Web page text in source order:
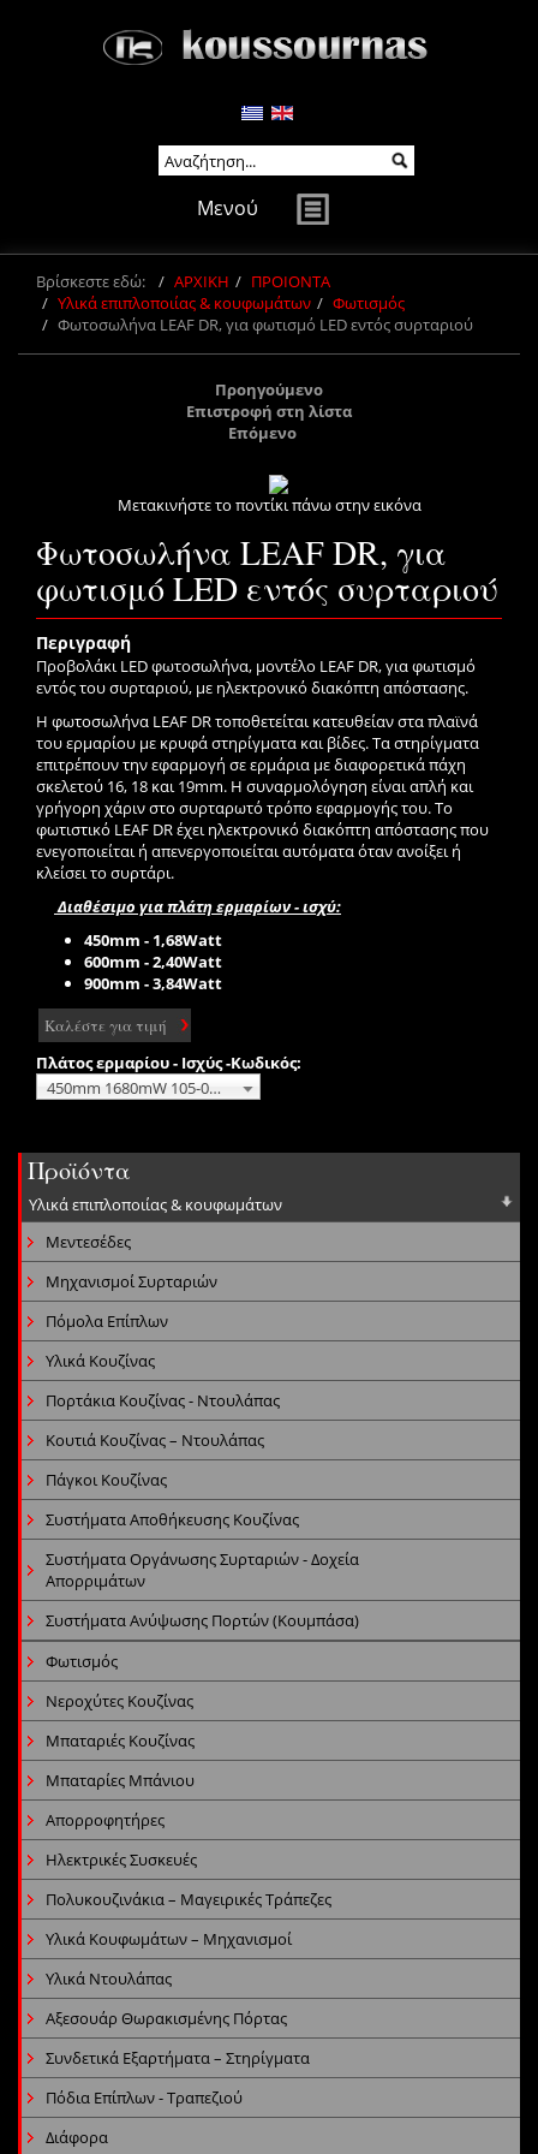
Μενού
Βρίσκεστε εδώ: ΑΡΧΙΚΗ
ΠΡΟΙΟΝΤΑ
Υλικά επιπλοποιίας & κουφωμάτων
Φωτισμός
Φωτοσωλήνα LEAF DR, για φωτισμό LED εντός συρταριού
Προηγούμενο
Επιστροφή στη λίστα
Επόμενο
Μετακινήστε το ποντίκι πάνω στην εικόνα
Φωτοσωλήνα LEAF DR, για
φωτισμό LED εντός συρταριού
Περιγραφή
Προβολάκι LED φωτοσωλήνα, μοντέλο LEAF DR, για φωτισμό
εντός του συρταριού, με ηλεκτρονικό διακόπτη απόστασης.
Η φωτοσωλήνα LEAF DR τοποθετείται κατευθείαν στα πλαϊνά
του ερμαρίου με κρυφά στηρίγματα και βίδες. Τα στηρίγματα
επιτρέπουν την εφαρμογή σε ερμάρια με διαφορετικά πάχη
σκελετού 16, 18 και 19mm. Η συναρμολόγηση είναι απλή και
γρήγορη χάριν στο συρταρωτό τρόπο εφαρμογής του. Το
φωτιστικό LEAF DR έχει ηλεκτρονικό διακόπτη απόστασης που
ενεγοποιείται ή απενεργοποιείται αυτόματα όταν ανοίξει ή
κλείσει το συρτάρι.
Διαθέσιμο για πλάτη ερμαρίων - ισχύ:
450mm - 1,68Watt
600mm - 2,40Watt
900mm - 3,84Watt
Καλέστε για τιμή
Πλάτος ερμαρίου - Ισχύς -Κωδικός:
450mm 1680mW 105-02-046
Προϊόντα
Υλικά επιπλοποιίας & κουφωμάτων
Μεντεσέδες
Μηχανισμοί Συρταριών
Πόμολα Επίπλων
Υλικά Κουζίνας
Πορτάκια Κουζίνας - Ντουλάπας
Κουτιά Κουζίνας – Ντουλάπας
Πάγκοι Κουζίνας
Συστήματα Αποθήκευσης Κουζίνας
Συστήματα Οργάνωσης Συρταριών - Δοχεία
Απορριμάτων
Συστήματα Ανύψωσης Πορτών (Κουμπάσα)
Φωτισμός
Νεροχύτες Κουζίνας
Μπαταριές Κουζίνας
Μπαταρίες Μπάνιου
Απορροφητήρες
Ηλεκτρικές Συσκευές
Πολυκουζινάκια – Μαγειρικές Τράπεζες
Υλικά Κουφωμάτων – Μηχανισμοί
Υλικά Ντουλάπας
Αξεσουάρ Θωρακισμένης Πόρτας
Συνδετικά Εξαρτήματα – Στηρίγματα
Πόδια Επίπλων - Τραπεζιού
Διάφορα